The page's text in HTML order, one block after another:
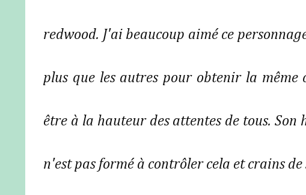
redwood. J'ai beaucoup aimé ce
plus que les autres pour obtenir la même
être à la hauteur des attentes de tous. Son
n'est pas formé à contrôler cela et crains de